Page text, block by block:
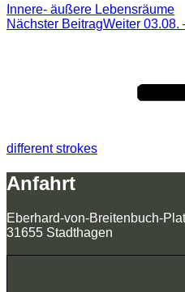
Innere- äußere Lebensräume
Nächster BeitragWeiter 03.08.
different strokes
Anfahrt
Eberhard-von-Breitenbuch-
31655 Stadthagen